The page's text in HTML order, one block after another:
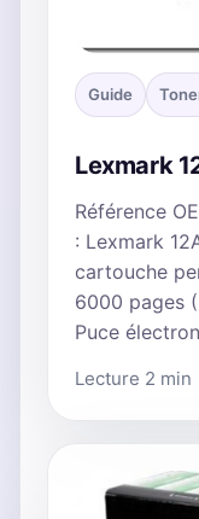
Guide
Lexmark
Référence
: Lexmark
cartouche
6000 pages
Puce
Lecture 2 min